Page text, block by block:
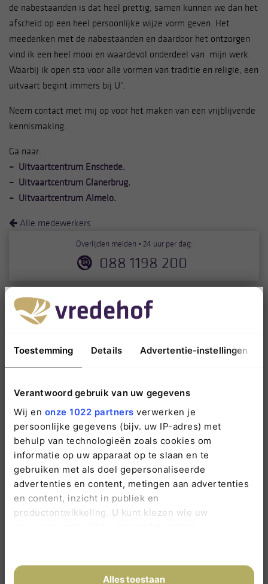
Toestemming Details Advertentie-instellingen
Verantwoord gebruik van uw gegevens
Wij en onze 1022 partners verwerken je
persoonlijke gegevens (bijv. uw IP-adres) met
behulp van technologieën zoals cookies om
informatie op uw apparaat op te slaan en te
gebruiken met als doel gepersonaliseerde
advertenties en content, metingen aan advertenties
en content, inzicht in publiek en
productontwikkeling. U kunt kiezen wie uw
Alles toestaan
de nabestaanden is dat heel prettig, samen kunnen we dan het
afscheid op een heel persoonlijke wijze vorm geven. Het
meedenken met de nabestaanden en daardoor het ontzorgen
vind ik een heel mooi en waardevol onderdeel van mijn werk.
Waarbij ik open sta voor alle vormen van traditie en religie, een
uitvaart begint immers bij U”.
Neem contact met mij op voor het maken van een vrijblijvende
kennismaking.
Ga naar:
– Uitvaartcentrum Enschede.
– Uitvaartcentrum Glanerbrug.
– Uitvaartcentrum Almelo.
Alle medewerkers
Overlijden melden • 24 uur per dag:
088 1198 200
Neem gerust contact op wanneer u vragen
088 1198 200
info@vredehof.nl
Nieuws
gewone…